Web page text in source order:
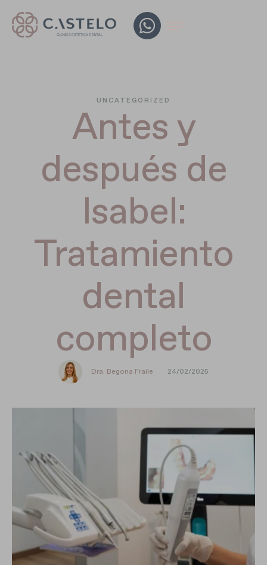
UNCATEGORIZED
Antes y
después de
Isabel:
Tratamiento
dental
completo
Dra. Begona Fraile 24/02/2025